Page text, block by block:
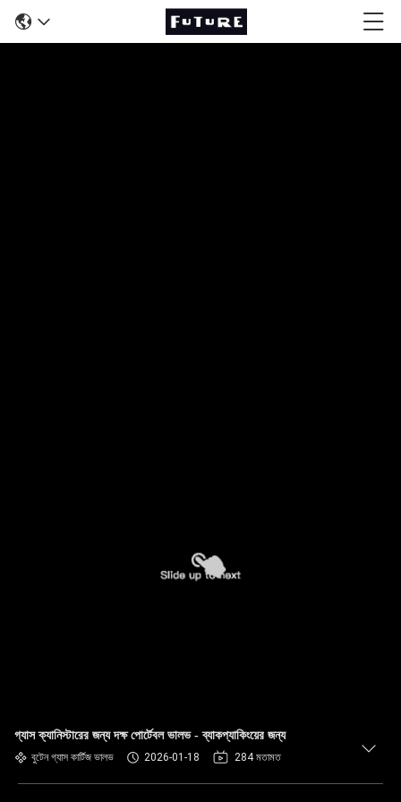
গ্যাস ক্যানিস্টারের জন্য দক্ষ পোর্টেবল ভালভ - ব্যাকপ্যাকিংয়ের জন্য
বুটেন গ্যাস কার্টিজ ভালভ 2026-01-18 284 মতামত